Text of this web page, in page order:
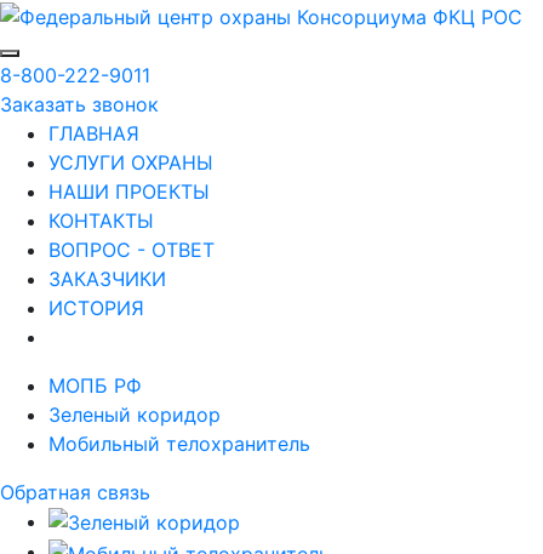
8-800-222-9011
Заказать звонок
ГЛАВНАЯ
УСЛУГИ ОХРАНЫ
НАШИ ПРОЕКТЫ
КОНТАКТЫ
ВОПРОС - ОТВЕТ
ЗАКАЗЧИКИ
ИСТОРИЯ
МОПБ РФ
Зеленый коридор
Мобильный телохранитель
Обратная связь